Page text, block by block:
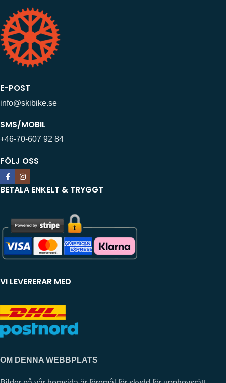
E-POST
info@skibike.se
SMS/MOBIL
+46-70-607 92 84
FÖLJ OSS
BETALA ENKELT & TRYGGT
VI LEVERERAR MED
OM DENNA WEBBPLATS